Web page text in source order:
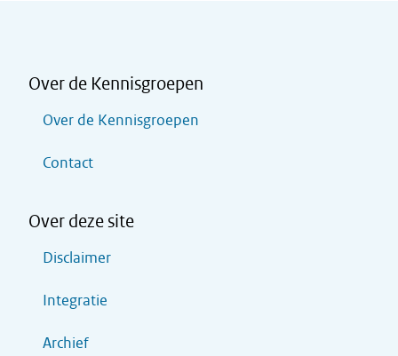
Over de Kennisgroepen
Over de Kennisgroepen
Contact
Over deze site
Disclaimer
Integratie
Archief